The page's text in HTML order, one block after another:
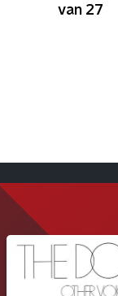
van 27